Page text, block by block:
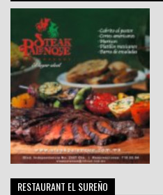
RESTAURANT EL SUREÑO